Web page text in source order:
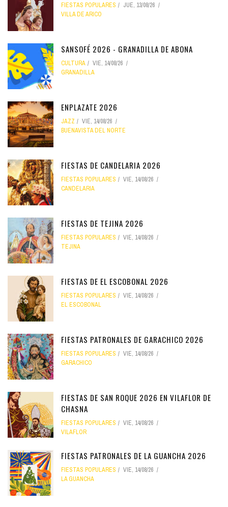
FIESTAS POPULARES
JUE, 13/08/26
VILLA DE ARICO
SANSOFÉ 2026 - GRANADILLA DE ABONA
CULTURA
VIE, 14/08/26
GRANADILLA
ENPLAZATE 2026
JAZZ
VIE, 14/08/26
BUENAVISTA DEL NORTE
FIESTAS DE CANDELARIA 2026
FIESTAS POPULARES
VIE, 14/08/26
CANDELARIA
FIESTAS DE TEJINA 2026
FIESTAS POPULARES
VIE, 14/08/26
TEJINA
FIESTAS DE EL ESCOBONAL 2026
FIESTAS POPULARES
VIE, 14/08/26
EL ESCOBONAL
FIESTAS PATRONALES DE GARACHICO 2026
FIESTAS POPULARES
VIE, 14/08/26
GARACHICO
FIESTAS DE SAN ROQUE 2026 EN VILAFLOR DE
CHASNA
FIESTAS POPULARES
VIE, 14/08/26
VILAFLOR
FIESTAS PATRONALES DE LA GUANCHA 2026
FIESTAS POPULARES
VIE, 14/08/26
LA GUANCHA